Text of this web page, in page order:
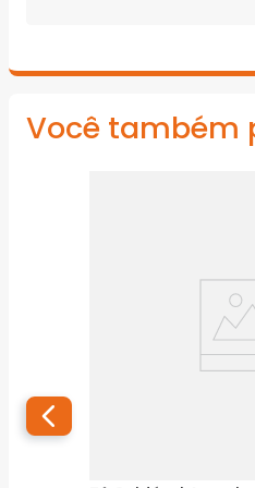
Você também